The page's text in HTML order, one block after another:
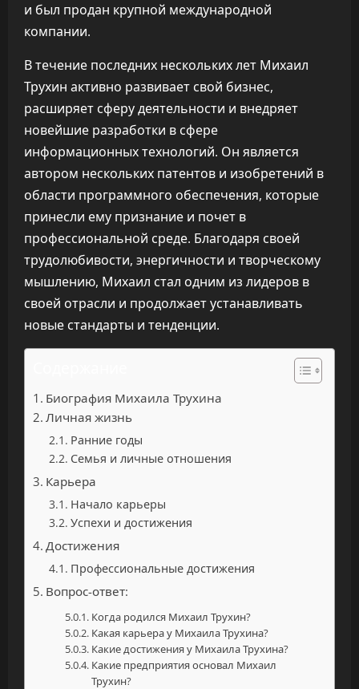
и был продан крупной международной
компании.
В течение последних нескольких лет Михаил
Трухин активно развивает свой бизнес,
расширяет сферу деятельности и внедряет
новейшие разработки в сфере
информационных технологий. Он является
автором нескольких патентов и изобретений в
области программного обеспечения, которые
принесли ему признание и почет в
профессиональной среде. Благодаря своей
трудолюбивости, энергичности и творческому
мышлению, Михаил стал одним из лидеров в
своей отрасли и продолжает устанавливать
новые стандарты и тенденции.
Биография Михаила Трухина
Личная жизнь
Ранние годы
Семья и личные отношения
Карьера
Начало карьеры
Успехи и достижения
Достижения
Профессиональные достижения
Вопрос-ответ:
Когда родился Михаил Трухин?
Какая карьера у Михаила Трухина?
Какие достижения у Михаила Трухина?
Какие предприятия основал Михаил
Трухин?